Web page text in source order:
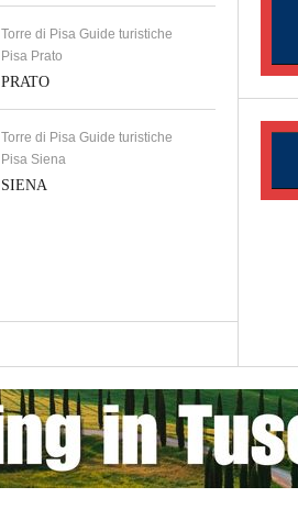
Torre di Pisa Guide turistiche
Pisa Prato
PRATO
Torre di Pisa Guide turistiche
Pisa Siena
SIENA